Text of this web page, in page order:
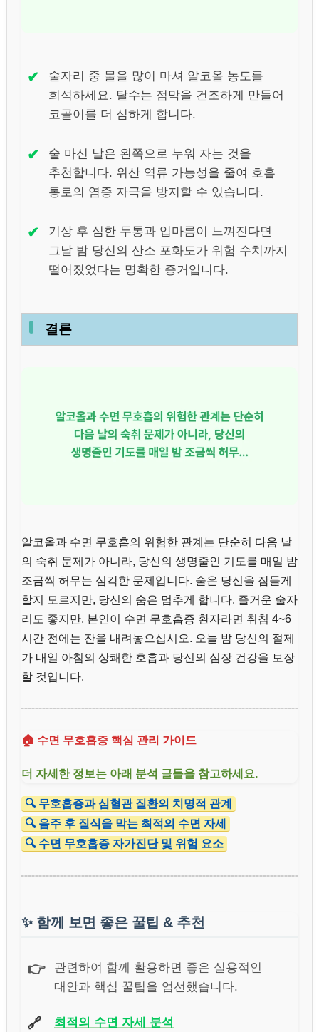
✔
술자리 중 물을 많이 마셔 알코올 농도를
희석하세요. 탈수는 점막을 건조하게 만들어
코골이를 더 심하게 합니다.
✔
술 마신 날은 왼쪽으로 누워 자는 것을
추천합니다. 위산 역류 가능성을 줄여 호흡
통로의 염증 자극을 방지할 수 있습니다.
✔
기상 후 심한 두통과 입마름이 느껴진다면
그날 밤 당신의 산소 포화도가 위험 수치까지
떨어졌었다는 명확한 증거입니다.
결론
알코올과 수면 무호흡의 위험한 관계는 단순히 다음 날
의 숙취 문제가 아니라, 당신의 생명줄인 기도를 매일 밤
조금씩 허무는 심각한 문제입니다. 술은 당신을 잠들게
할지 모르지만, 당신의 숨은 멈추게 합니다. 즐거운 술자
리도 좋지만, 본인이 수면 무호흡증 환자라면 취침 4~6
시간 전에는 잔을 내려놓으십시오. 오늘 밤 당신의 절제
가 내일 아침의 상쾌한 호흡과 당신의 심장 건강을 보장
할 것입니다.
🏠 수면 무호흡증 핵심 관리 가이드
더 자세한 정보는 아래 분석 글들을 참고하세요.
🔍 무호흡증과 심혈관 질환의 치명적 관계
🔍 음주 후 질식을 막는 최적의 수면 자세
🔍 수면 무호흡증 자가진단 및 위험 요소
✨ 함께 보면 좋은 꿀팁 & 추천
👉
관련하여 함께 활용하면 좋은 실용적인
대안과 핵심 꿀팁을 엄선했습니다.
🔗 최적의 수면 자세 분석